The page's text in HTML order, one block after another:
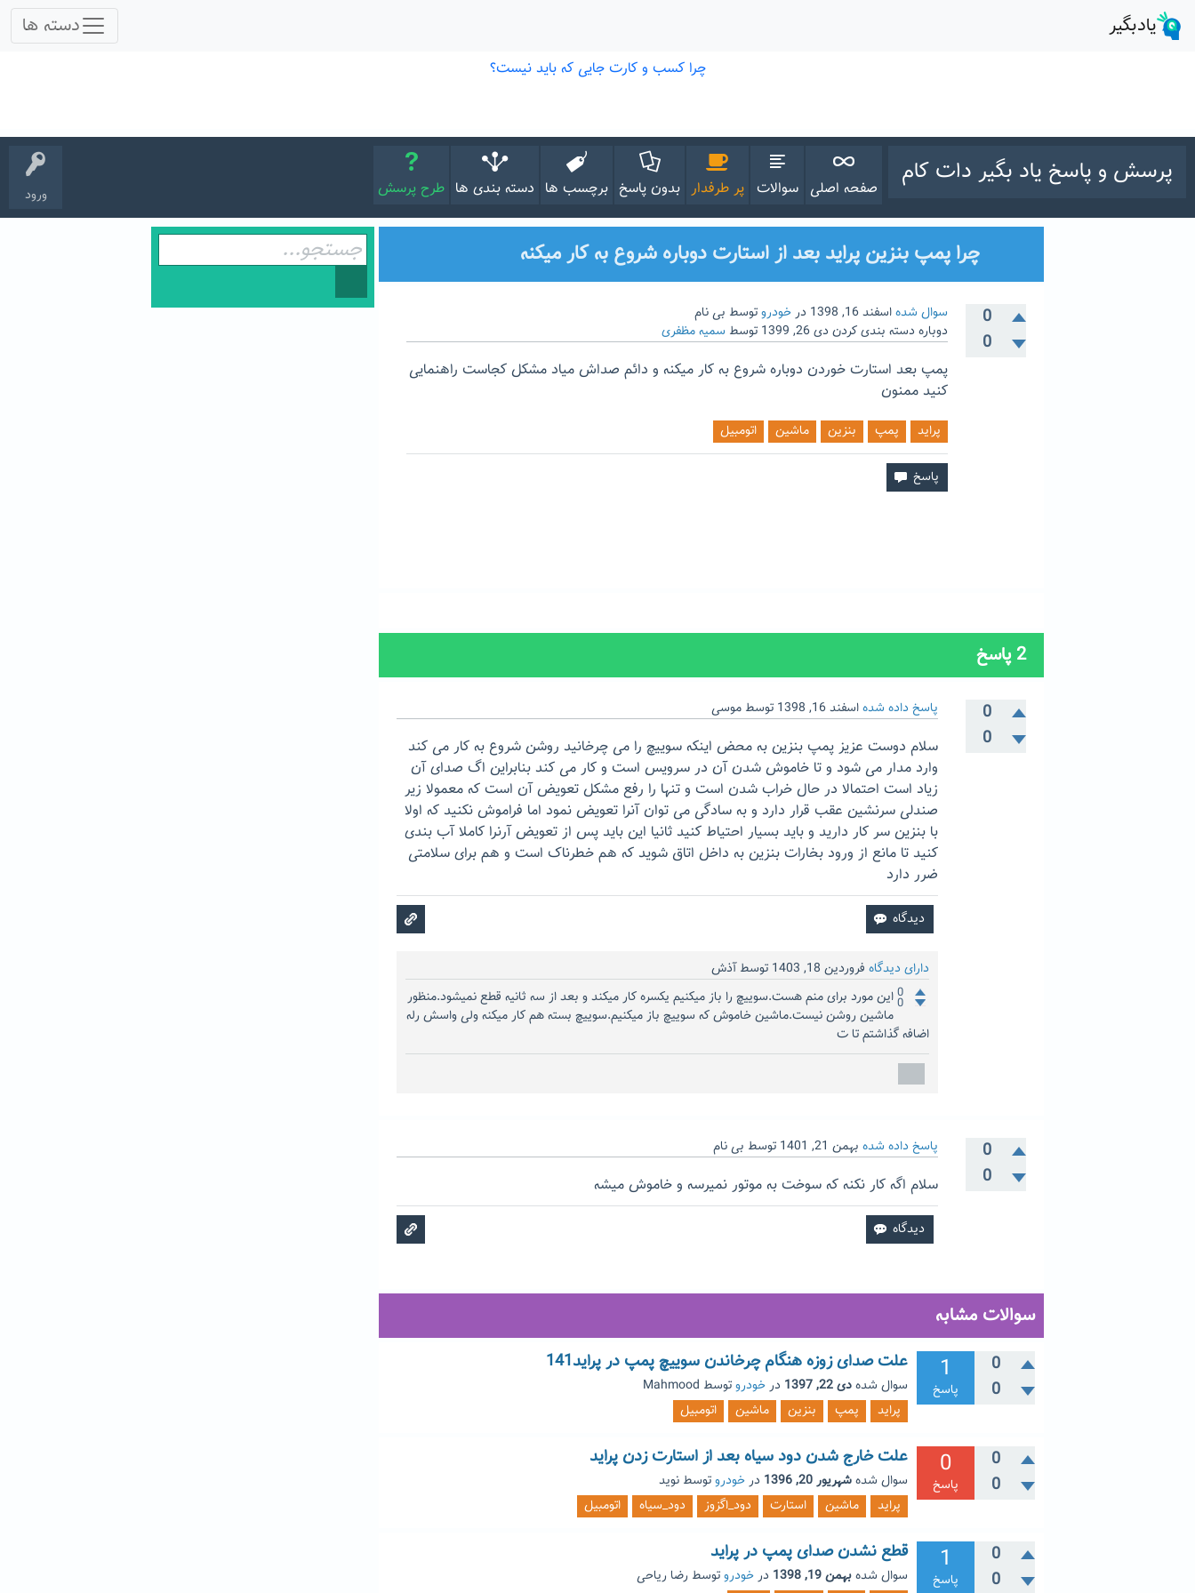
ورود
پرسش و پاسخ یاد بگیر دات کام
صفحه اصلی سوالات پر طرفدار بدون پاسخ برچسب ها دسته بندی ها طرح پرسش
چرا پمپ بنزین پراید بعد از استارت دوباره شروع به کار میکنه
0
0
سوال شدهاسفند 16, 1398 درخودروتوسط بی نام
دوباره دسته بندی کردن دی 26, 1399 توسط سمیه مظفری
پمپ بعد استارت خوردن دوباره شروع به کار میکنه و دائم صداش میاد مشکل کجاست راهنمایی
کنید ممنون
پراید پمپ بنزین ماشین اتومبیل
2پاسخ
0
0
پاسخ داده شدهاسفند 16, 1398 توسطموسی
سلام دوست عزیز پمپ بنزین به محض اینکه سوییچ را می چرخانید روشن شروع به کار می کند
وارد مدار می شود و تا خاموش شدن آن در سرویس است و کار می کند بنابراین اگ صدای آن
زیاد است احتمالا در حال خراب شدن است و تنها را رفع مشکل تعویض آن است که معمولا زیر
صندلی سرنشین عقب قرار دارد و به سادگی می توان آنرا تعویض نمود اما فراموش نکنید که اولا
با بنزین سر کار دارید و باید بسیار احتیاط کنید ثانیا این باید پس از تعویض آرنرا کاملا آب بندی
کنید تا مانع از ورود بخارات بنزین به داخل اتاق شوید که هم خطرناک است و هم برای سلامتی
ضرر دارد
دارای دیدگاه فروردین 18, 1403 توسطآذش
0
0 این مورد برای منم هست.سوییچ را باز میکنیم یکسره کار میکند و بعد از سه ثانیه قطع نمیشود.منظور
ماشین روشن نیست.ماشین خاموش که سوییچ باز میکنیم.سوییچ بسته هم کار میکنه ولی واسش رله
اضافه گذاشتم تا ت
0
0
پاسخ داده شده بهمن 21, 1401 توسط بی نام
سلام اگه کار نکنه که سوخت به موتور نمیرسه و خاموش میشه
سوالات مشابه
0
0
1
پاسخ
علت صدای زوزه هنگام چرخاندن سوییچ پمپ در پراید141
سوال شدهدی 22, 1397 درخودروتوسط Mahmood
پراید
پمپ بنزین ماشین اتومبیل
0
0
0
پاسخ
علت خارج شدن دود سیاه بعد از استارت زدن پراید
سوال شدهشهریور 20, 1396 درخودروتوسط نوید
پراید
ماشین استارت دود_اگزوز دود_سیاه اتومبیل
0
0
1
پاسخ
قطع نشدن صدای پمپ در پراید
سوال شدهبهمن 19, 1398 درخودروتوسط رضا ریاحی